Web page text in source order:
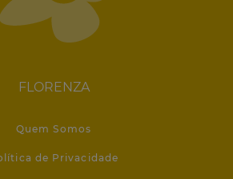
FLORENZA
Quem Somos
de Privacidade